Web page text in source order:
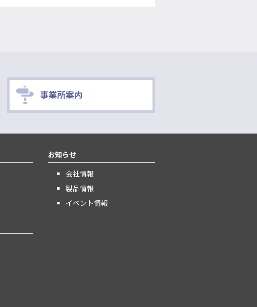
事業所案内
お知らせ
会社情報
製品情報
イベント情報